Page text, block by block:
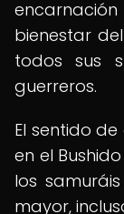
encarnación
bienestar
todos sus
guerreros.
El sentido
en el
los
mayor,